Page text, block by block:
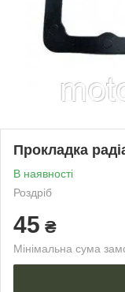
Прокладка
В наявності
Роздріб
45 ₴
Мінімальна сума